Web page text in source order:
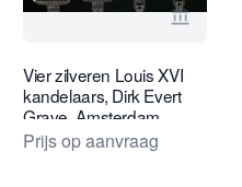
van Bekijk
Vier zilveren Louis XVI
kandelaars, Dirk Evert
Grave, Amsterdam
Prijs op aanvraag